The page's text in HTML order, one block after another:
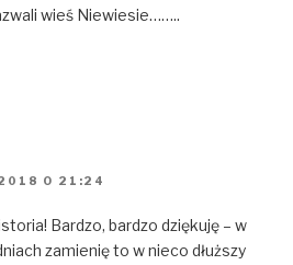
wieś Niewiesie……..
O 21:24
Bardzo, bardzo dziękuję – w
zamienię to w nieco dłuższy